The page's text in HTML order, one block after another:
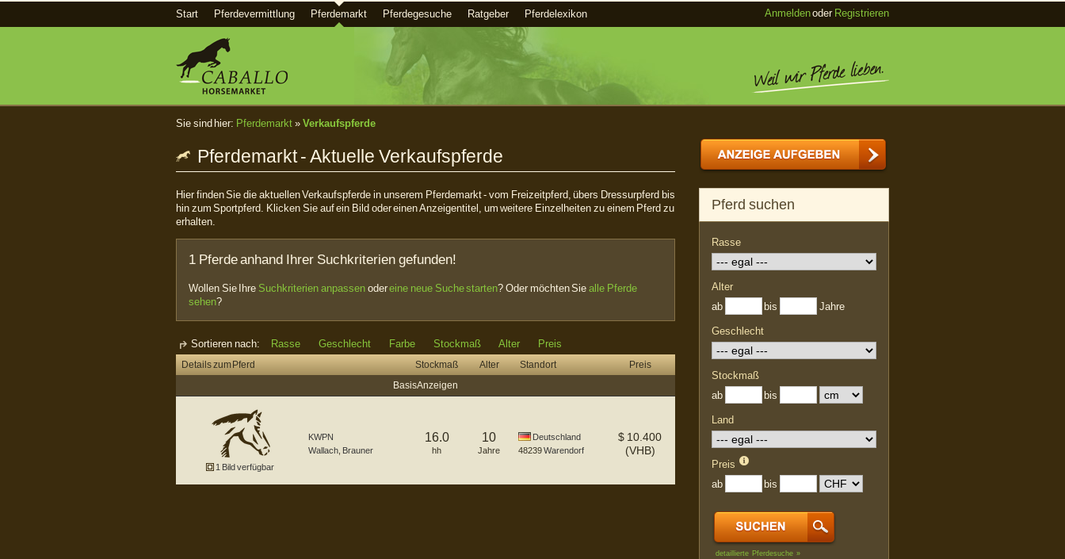
Start Pferdevermittlung Pferdemarkt Pferdegesuche Ratgeber Pferdelexikon Anmeldenoder Registrieren
Sie sind hier: Pferdemarkt » Verkaufspferde
Pferdemarkt - Aktuelle Verkaufspferde
Hier finden Sie die aktuellen Verkaufspferde in unserem Pferdemarkt - vom Freizeitpferd, übers Dressurpferd bis
hin zum Sportpferd. Klicken Sie auf ein Bild oder einen Anzeigentitel, um weitere Einzelheiten zu einem Pferd zu
erhalten.
1 Pferde anhand Ihrer Suchkriterien gefunden!
Wollen Sie Ihre Suchkriterien anpassenodereine neue Suche starten? Oder möchten Siealle Pferde
sehen?
Sortieren nach: Rasse Geschlecht Farbe Stockmaß Alter Preis
Details zum Pferd Stockmaß Alter Standort
Preis
Basis Anzeigen
1 Bild verfügbar
KWPN
Wallach Brauner
16.0
hh
10
Jahre
Deutschland
48239Warendorf
$ 10.400
(VHB)
Pferd suchen
Rasse
Alter
ab
bis Jahre
Geschlecht
Stockmaß
ab
bis
Land
Preis
ab
bis
detaillierte Pferdesuche »